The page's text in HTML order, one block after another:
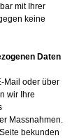
mit Ihrer
keine
Daten
Mail oder über
wir Ihre
Massnahmen.
bekunden